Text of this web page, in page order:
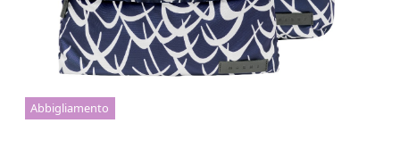
Abbigliamento